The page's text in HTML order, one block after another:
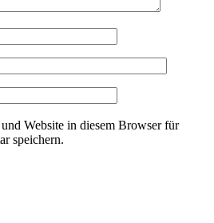
Website in diesem Browser für
speichern.